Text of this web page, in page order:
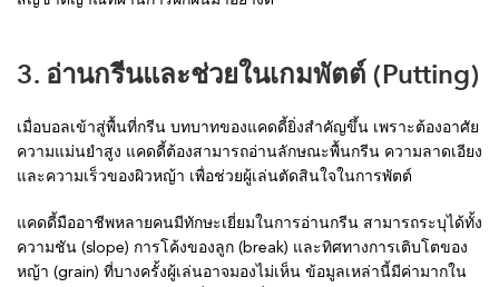
3. อ่านกรีนและช่วยในเกมพัตต์ (Putting)
เมื่อบอลเข้าสู่พื้นที่กรีน บทบาทของแคดดี้ยิ่งสำคัญขึ้น เพราะต้องอาศัย
ความแม่นยำสูง แคดดี้ต้องสามารถอ่านลักษณะพื้นกรีน ความลาดเอียง
และความเร็วของผิวหญ้า เพื่อช่วยผู้เล่นตัดสินใจในการพัตต์
แคดดี้มืออาชีพหลายคนมีทักษะเยี่ยมในการอ่านกรีน สามารถระบุได้ทั้ง
ความชัน (slope) การโค้งของลูก (break) และทิศทางการเติบโตของ
หญ้า (grain) ที่บางครั้งผู้เล่นอาจมองไม่เห็น ข้อมูลเหล่านี้มีค่ามากใน